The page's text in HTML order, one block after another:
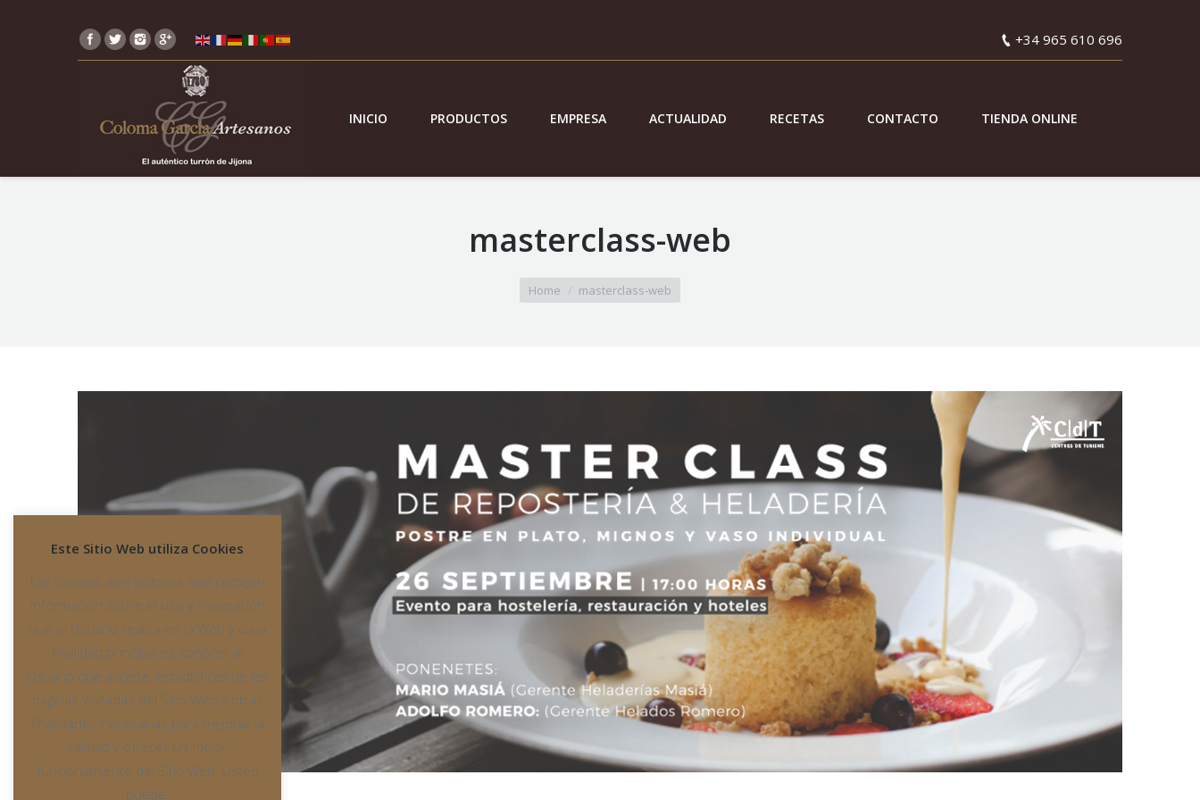
+34 965 610 696
INICIO PRODUCTOS EMPRESA ACTUALIDAD RECETAS CONTACTO TIENDA ONLINE
masterclass-web
Home masterclass-web
Este Sitio Web utiliza Cookies
Las Cookies son archivos que recogen
información sobre el uso y navegación
que el Usuario realiza en la Web y cuya
finalidad principal es conocer al
Usuario que accede, estadísticas de las
páginas visitadas del Sitio Web y otras
finalidades necesarias para mejorar la
calidad y ofrecer un mejor
funcionamiento del Sitio Web. Usted
puede: